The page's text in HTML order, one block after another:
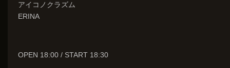
アイコノクラズム
ERINA
OPEN 18:00 / START 18:30